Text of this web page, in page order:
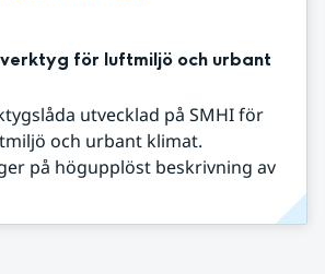
för luftmiljö och urbant
utvecklad på SMHI för
och urbant klimat.
på högupplöst beskrivning av